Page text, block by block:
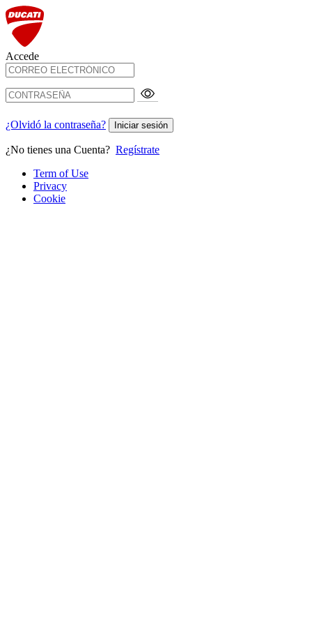
Accede
¿Olvidó la contraseña? Iniciar sesión
¿No tienes una Cuenta? Regístrate
Term of Use
Privacy
Cookie